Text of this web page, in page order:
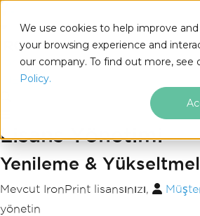
We use cookies to help improve
your browsing experience and
our company. To find out more, see
Policy.
.NET
Lisans Yönetimi
Yenileme &
Mevcut IronPrint lisansınızı,
yönetin